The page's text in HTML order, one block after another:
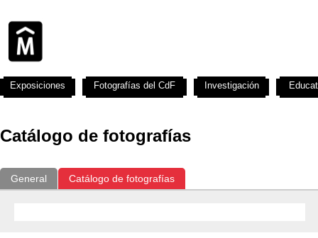
Catálogo de fotografías
General Catálogo de fotografías
Exposiciones Fotografías del CdF Investigación